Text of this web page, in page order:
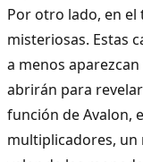
Por otro lado, en el
misteriosas. Estas
a menos
abrirán para
función de Avalon,
multiplicadores,